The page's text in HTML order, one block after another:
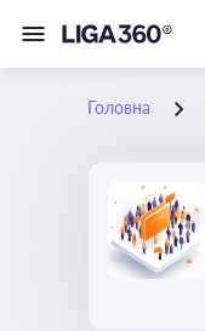
Головна